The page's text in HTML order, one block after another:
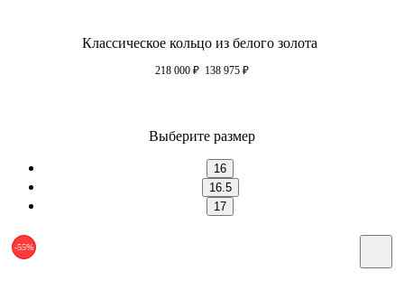
Классическое кольцо из белого золота
218 000 ₽ 138 975 ₽
Выберите размер
16
16.5
17
-55%